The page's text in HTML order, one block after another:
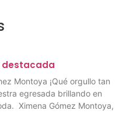
destacada
Montoya ¡Qué orgullo tan
egresada brillando en
Ximena Gómez Montoya,